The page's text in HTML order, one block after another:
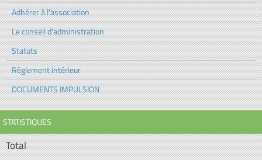
Adhérer à l'association
Le conseil d'administration
Statuts
Règlement intérieur
DOCUMENTS IMPULSION
STATISTIQUES
Total